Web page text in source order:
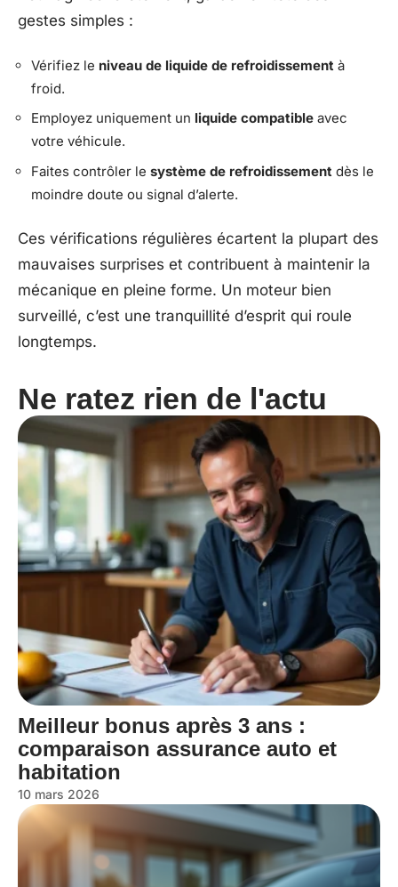
gestes simples :
Vérifiez le niveau de liquide de refroidissement à
froid.
Employez uniquement un liquide compatible avec
votre véhicule.
Faites contrôler le système de refroidissement dès le
moindre doute ou signal d’alerte.
Ces vérifications régulières écartent la plupart des
mauvaises surprises et contribuent à maintenir la
mécanique en pleine forme. Un moteur bien
surveillé, c’est une tranquillité d’esprit qui roule
longtemps.
Ne ratez rien de l'actu
Meilleur bonus après 3 ans :
comparaison assurance auto et
habitation
10 mars 2026